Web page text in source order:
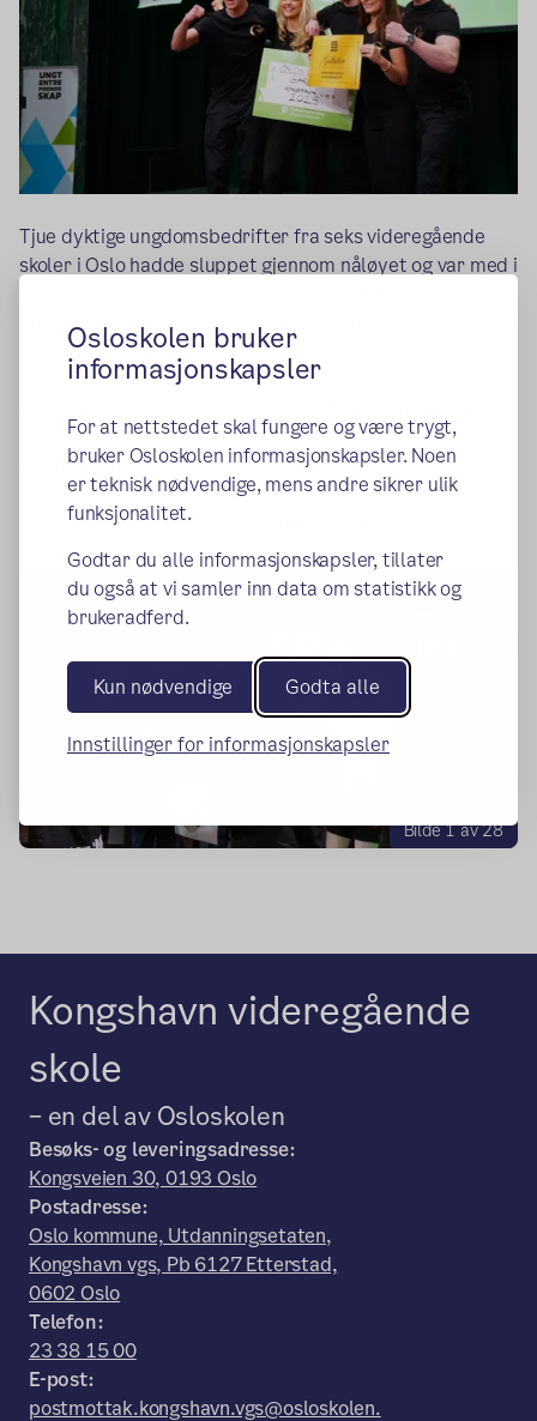
Osloskolen bruker
informasjonskapsler
For at nettstedet skal fungere og være trygt,
bruker Osloskolen informasjonskapsler. Noen
er teknisk nødvendige, mens andre sikrer ulik
funksjonalitet.
Godtar du alle informasjonskapsler, tillater
du også at vi samler inn data om statistikk og
brukeradferd.
Kun nødvendige Godta alle
Innstillinger for informasjonskapsler
Tjue dyktige ungdomsbedrifter fra seks videregående
skoler i Oslo hadde sluppet gjennom nåløyet og var med i
ungdomsbedrifter 24.-25. april. Kongshavn var godt
representrert med hele ni bedrifter, og vi sikret oss tre
av fem plasser i NM! I tillegg til Gardé UB er det
samt DragDemand fra Elvebakken vgs og Sølvsøm UB fra
Edvard Munch vgs som utgjør Oslos NM-lag.
Gratulerer med en fantastisk innsats, alle sammen!
Bilde 1 av 28
Forrige
Kongshavn videregående
skole
– en del av Osloskolen
Besøks- og leveringsadresse:
Kongsveien 30, 0193 Oslo
Postadresse:
Oslo kommune, Utdanningsetaten,
Kongshavn vgs, Pb 6127 Etterstad,
0602 Oslo
Telefon:
23 38 15 00
E-post:
postmottak.kongshavn.vgs@osloskolen.